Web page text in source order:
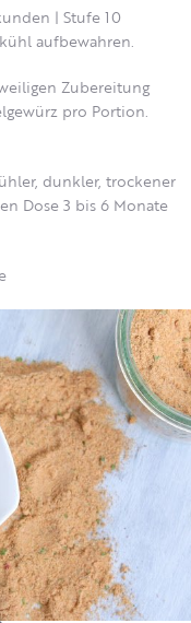
| Stufe 10
aufbewahren.
Zubereitung
pro Portion.
dunkler, trockener
Dose 3 bis 6 Monate